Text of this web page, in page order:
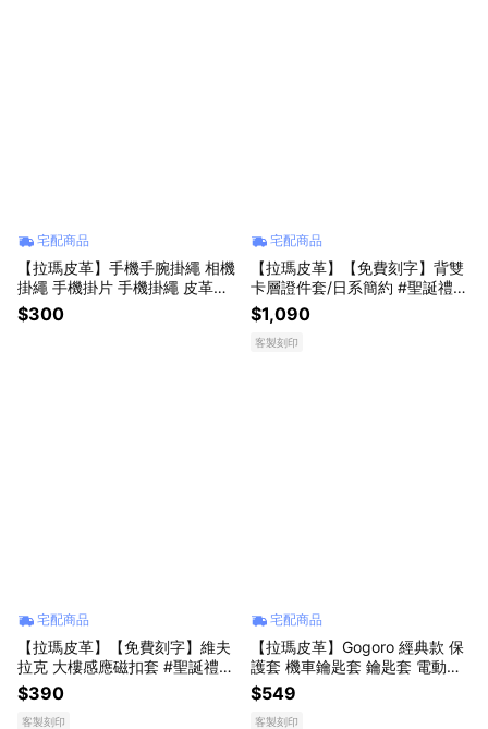
宅配商品
【拉瑪皮革】手機手腕掛繩 相機
掛繩 手機掛片 手機掛繩 皮革製
#聖誕禮物 #生日禮物
$300
宅配商品
【拉瑪皮革】【免費刻字】背雙
卡層證件套/日系簡約 #聖誕禮物
#生日禮物
$1,090
客製刻印
宅配商品
【拉瑪皮革】【免費刻字】維夫
拉克 大樓感應磁扣套 #聖誕禮物
#生日禮物
$390
客製刻印
宅配商品
【拉瑪皮革】Gogoro 經典款 保
護套 機車鑰匙套 鑰匙套 電動車
鑰匙套 車鑰匙套 感應扣套 真皮
鑰匙套
$549
客製刻印